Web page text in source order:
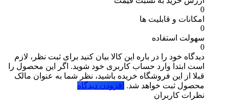
0
امکانات و قابلیت ها
0
سهولت استفاده
0
دیدگاه خود را در باره این کالا بیان کنید برای ثبت نظر، لازم
است ابتدا وارد حساب کاربری خود شوید. اگر این محصول را
قبلا از این فروشگاه خریده باشید، نظر شما به عنوان مالک
محصول ثبت خواهد شد. افزودن دیدگاه
نظرات کاربران